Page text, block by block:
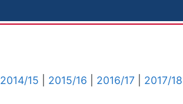
2014/15 2015/16 2016/17 2017/18